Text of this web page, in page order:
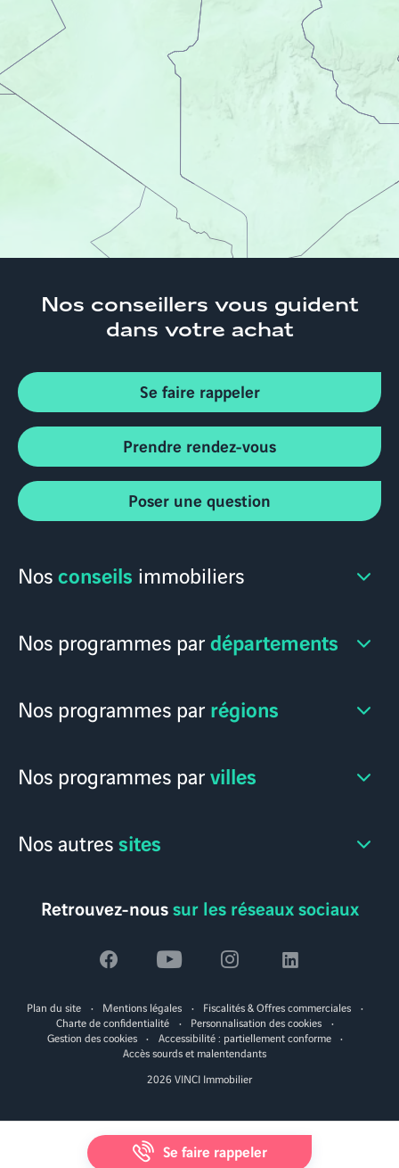
© Alentoor © OpenStreetMap
Accueil Trouver son logement
Ile-de-
Appartements neufs et immobilier
Yvelines
Appartements neufs Voisin-le-Bretonneux
78960
Se faire rappeler
Nos conseillers vous guident
dans votre achat
Se faire rappeler
Prendre rendez-vous
Poser une question
Nosconseils immobiliers
Nos programmes pardépartements
Nos programmes par régions
Nos programmes parvilles
Nos autressites
Retrouvez-noussur les réseaux sociaux
Voir
la
page
facebook
Voir
la
page
youtube
Voir
la
page
instagram
Voir
page
linkedin
Plan du site Mentions légales
Fiscalités & Offres commerciales
Charte de confidentialité
Personnalisation des cookies
Gestion des cookies
Accessibilité : partiellement conforme
Accès sourds et malentendants
2026 VINCI Immobilier